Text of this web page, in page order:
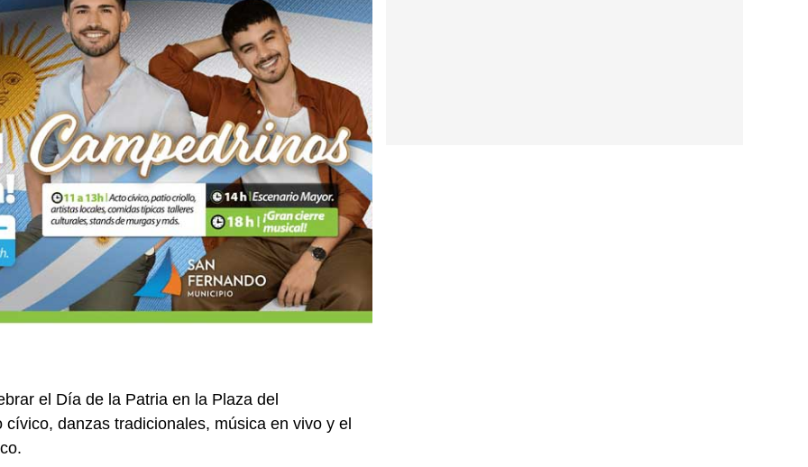
el Día de la Patria en la Plaza del
danzas tradicionales, música en vivo y el